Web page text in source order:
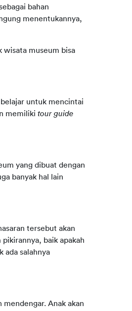
bahan
menentukannya,
wisata museum bisa
belajar untuk mencintai
memiliki tour guide
yang dibuat dengan
banyak hal lain
tersebut akan
baik apakah
ada salahnya
mendengar. Anak akan